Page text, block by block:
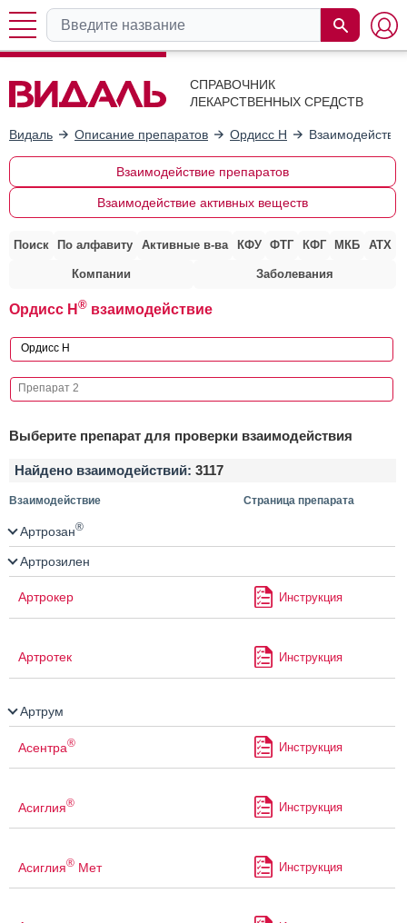
СПРАВОЧНИК
ЛЕКАРСТВЕННЫХ СРЕДСТВ
Видаль Описание препаратов Ордисс Н
Взаимодействие препаратов
Взаимодействие активных веществ
Поиск По алфавиту Активные в-ва КФУ ФТГ КФГ МКБ АТХ
Компании Заболевания
Ордисс Н ® взаимодействие
Выберите препарат для проверки взаимодействия
Найдено взаимодействий: 3117
Взаимодействие Страница препарата
Артрозан®
Артрозилен
Артрокер Инструкция
Артротек Инструкция
Артрум
Асентра® Инструкция
Асиглия® Инструкция
Асиглия® Мет Инструкция